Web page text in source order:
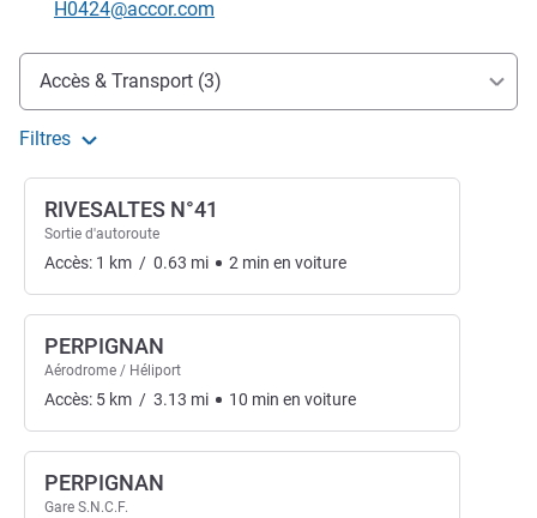
Email de contact
H0424@accor.com
Accès et transports
Accès & Transport (3)
Filtres
RIVESALTES N°41
Sortie d'autoroute
Accès: 1 km / 0.63 mi 2 min en voiture
PERPIGNAN
Aérodrome / Héliport
Accès: 5 km / 3.13 mi 10 min en voiture
PERPIGNAN
Gare S.N.C.F.